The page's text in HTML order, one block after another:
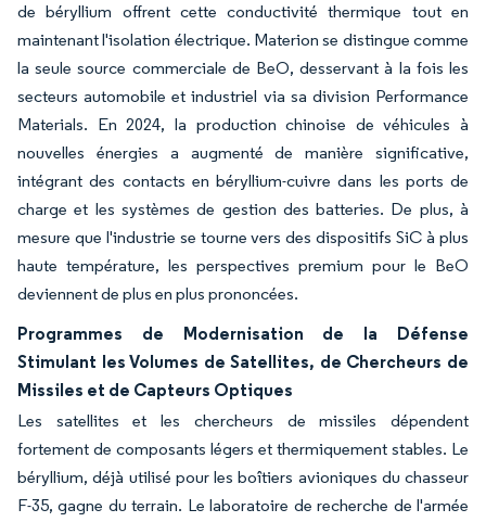
de béryllium offrent cette conductivité thermique tout en
maintenant l'isolation électrique. Materion se distingue comme
la seule source commerciale de BeO, desservant à la fois les
secteurs automobile et industriel via sa division Performance
Materials. En 2024, la production chinoise de véhicules à
nouvelles énergies a augmenté de manière significative,
intégrant des contacts en béryllium-cuivre dans les ports de
charge et les systèmes de gestion des batteries. De plus, à
mesure que l'industrie se tourne vers des dispositifs SiC à plus
haute température, les perspectives premium pour le BeO
deviennent de plus en plus prononcées.
Programmes de Modernisation de la Défense
Stimulant les Volumes de Satellites, de Chercheurs de
Missiles et de Capteurs Optiques
Les satellites et les chercheurs de missiles dépendent
fortement de composants légers et thermiquement stables. Le
béryllium, déjà utilisé pour les boîtiers avioniques du chasseur
F-35, gagne du terrain. Le laboratoire de recherche de l'armée